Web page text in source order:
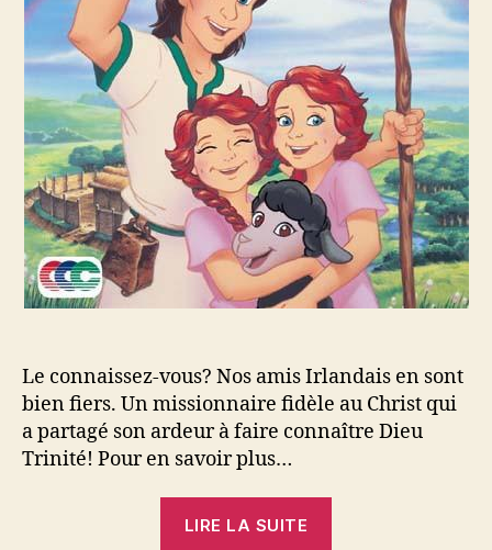
Le connaissez-vous? Nos amis Irlandais en sont
bien fiers. Un missionnaire fidèle au Christ qui
a partagé son ardeur à faire connaître Dieu
Trinité! Pour en savoir plus…
LIRE LA SUITE